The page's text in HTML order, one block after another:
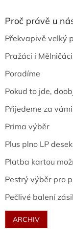
Proč právě u
Překvapivě velký
Pražáci i Mělničáci
Poradíme
Pokud to jde,
Přijedeme za vámi
Prima výběr
Plus plno LP desek
Platba kartou
Pestrý výběr pro
Pečlivé balení
ARCHIV